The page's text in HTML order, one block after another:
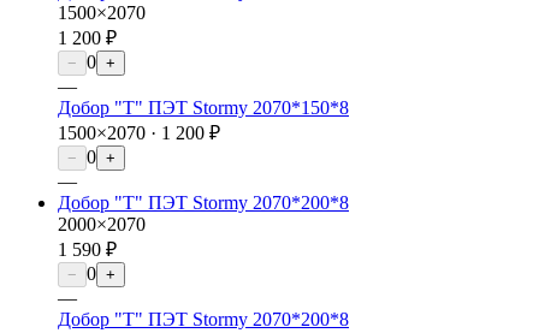
1500×2070
1 200 ₽
− 0 +
—
Добор "Т" ПЭТ Stormy 2070*150*8
1500×2070 · 1 200 ₽
− 0 +
—
Добор "Т" ПЭТ Stormy 2070*200*8
2000×2070
1 590 ₽
− 0 +
—
Добор "Т" ПЭТ Stormy 2070*200*8